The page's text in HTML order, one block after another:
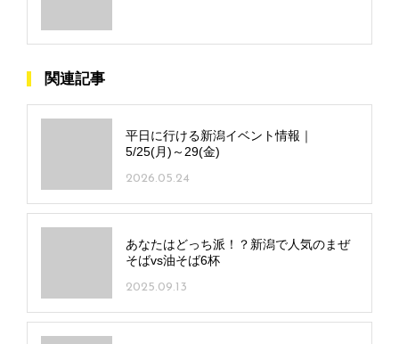
関連記事
平日に行ける新潟イベント情報｜
5/25(月)～29(金)
2026.05.24
あなたはどっち派！？新潟で人気のまぜ
そばvs油そば6杯
2025.09.13